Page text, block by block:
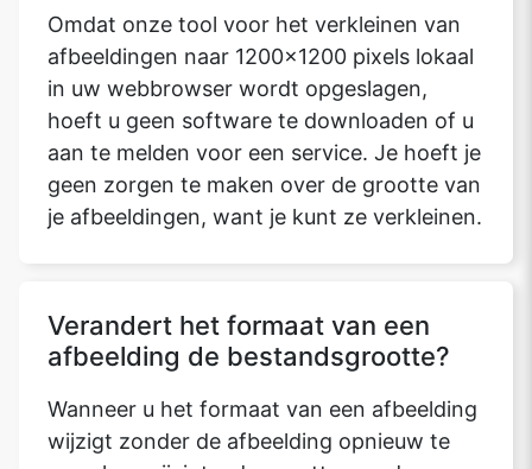
Omdat onze tool voor het verkleinen van
afbeeldingen naar 1200x1200 pixels lokaal
in uw webbrowser wordt opgeslagen,
hoeft u geen software te downloaden of u
aan te melden voor een service. Je hoeft je
geen zorgen te maken over de grootte van
je afbeeldingen, want je kunt ze verkleinen.
Verandert het formaat van een
afbeelding de bestandsgrootte?
Wanneer u het formaat van een afbeelding
wijzigt zonder de afbeelding opnieuw te